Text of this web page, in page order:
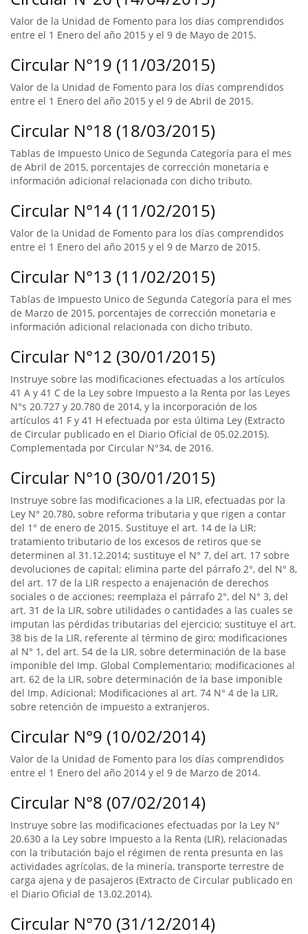
Valor de la Unidad de Fomento para los días comprendidos
entre el 1 Enero del año 2015 y el 9 de Mayo de 2015.
Circular N°19 (11/03/2015)
Valor de la Unidad de Fomento para los días comprendidos
entre el 1 Enero del año 2015 y el 9 de Abril de 2015.
Circular N°18 (18/03/2015)
Tablas de Impuesto Unico de Segunda Categoría para el mes
de Abril de 2015, porcentajes de corrección monetaria e
información adicional relacionada con dicho tributo.
Circular N°14 (11/02/2015)
Valor de la Unidad de Fomento para los días comprendidos
entre el 1 Enero del año 2015 y el 9 de Marzo de 2015.
Circular N°13 (11/02/2015)
Tablas de Impuesto Unico de Segunda Categoría para el mes
de Marzo de 2015, porcentajes de corrección monetaria e
información adicional relacionada con dicho tributo.
Circular N°12 (30/01/2015)
Instruye sobre las modificaciones efectuadas a los artículos
41 A y 41 C de la Ley sobre Impuesto a la Renta por las Leyes
N°s 20.727 y 20.780 de 2014, y la incorporación de los
artículos 41 F y 41 H efectuada por esta última Ley (Extracto
de Circular publicado en el Diario Oficial de 05.02.2015).
Complementada por Circular N°34, de 2016.
Circular N°10 (30/01/2015)
Instruye sobre las modificaciones a la LIR, efectuadas por la
Ley N° 20.780, sobre reforma tributaria y que rigen a contar
del 1° de enero de 2015. Sustituye el art. 14 de la LIR;
tratamiento tributario de los excesos de retiros que se
determinen al 31.12.2014; sustituye el N° 7, del art. 17 sobre
devoluciones de capital; elimina parte del párrafo 2°, del N° 8,
del art. 17 de la LIR respecto a enajenación de derechos
sociales o de acciones; reemplaza el párrafo 2°, del N° 3, del
art. 31 de la LIR, sobre utilidades o cantidades a las cuales se
imputan las pérdidas tributarias del ejercicio; sustituye el art.
38 bis de la LIR, referente al término de giro; modificaciones
al N° 1, del art. 54 de la LIR, sobre determinación de la base
imponible del Imp. Global Complementario; modificaciones al
art. 62 de la LIR, sobre determinación de la base imponible
del Imp. Adicional; Modificaciones al art. 74 N° 4 de la LIR,
sobre retención de impuesto a extranjeros.
Circular N°9 (10/02/2014)
Valor de la Unidad de Fomento para los días comprendidos
entre el 1 Enero del año 2014 y el 9 de Marzo de 2014.
Circular N°8 (07/02/2014)
Instruye sobre las modificaciones efectuadas por la Ley N°
20.630 a la Ley sobre Impuesto a la Renta (LIR), relacionadas
con la tributación bajo el régimen de renta presunta en las
actividades agrícolas, de la minería, transporte terrestre de
carga ajena y de pasajeros (Extracto de Circular publicado en
el Diario Oficial de 13.02.2014).
Circular N°70 (31/12/2014)